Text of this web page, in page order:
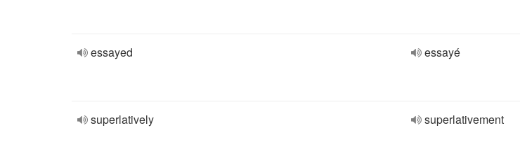
essayed essayé
superlatively superlativement